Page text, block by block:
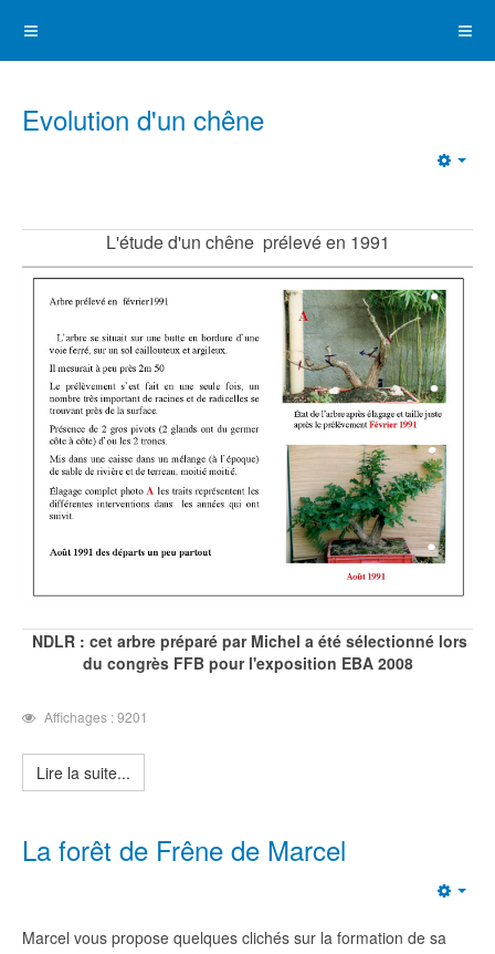
Evolution d'un chêne
L'étude d'un chêne prélevé en 1991
NDLR : cet arbre préparé par Michel a été sélectionné lors
du congrès FFB pour l'exposition EBA 2008
Affichages : 9201
Lire la suite...
La forêt de Frêne de Marcel
Marcel vous propose quelques clichés sur la formation de sa